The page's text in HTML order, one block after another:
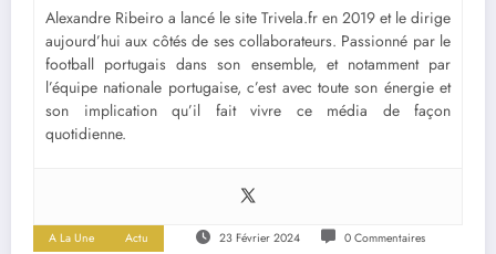
Alexandre Ribeiro a lancé le site Trivela.fr en 2019 et le dirige
aujourd’hui aux côtés de ses collaborateurs. Passionné par le
football portugais dans son ensemble, et notamment par
l’équipe nationale portugaise, c’est avec toute son énergie et
son implication qu’il fait vivre ce média de façon
quotidienne.
A La Une Actu 23 Février 2024 0 Commentaires